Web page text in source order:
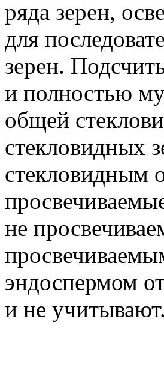
ряда зерен,
для
зерен.
и полностью
общей
стекловидных
стекловидным
не
эндоспермом
и не учитывают.